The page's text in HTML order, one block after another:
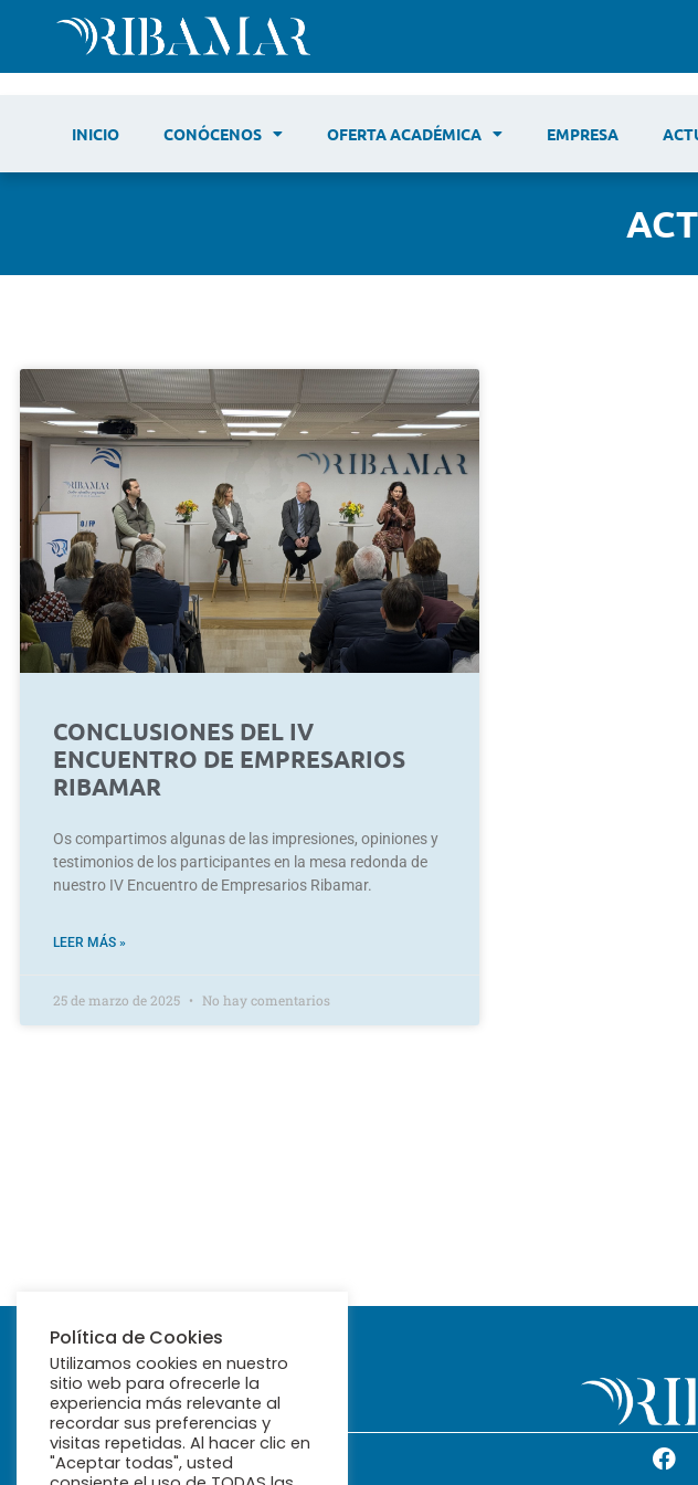
INICIO CONÓCENOS OFERTA ACADÉMICA EMPRESA
CONCLUSIONES DEL IV
ENCUENTRO DE EMPRESARIOS
RIBAMAR
Os compartimos algunas de las impresiones, opiniones y
testimonios de los participantes en la mesa redonda de
nuestro IV Encuentro de Empresarios Ribamar.
LEER MÁS »
25 de marzo de 2025 No hay comentarios
Política de Cookies
Utilizamos cookies en nuestro
sitio web para ofrecerle la
experiencia más relevante al
recordar sus preferencias y
visitas repetidas. Al hacer clic en
"Aceptar todas", usted